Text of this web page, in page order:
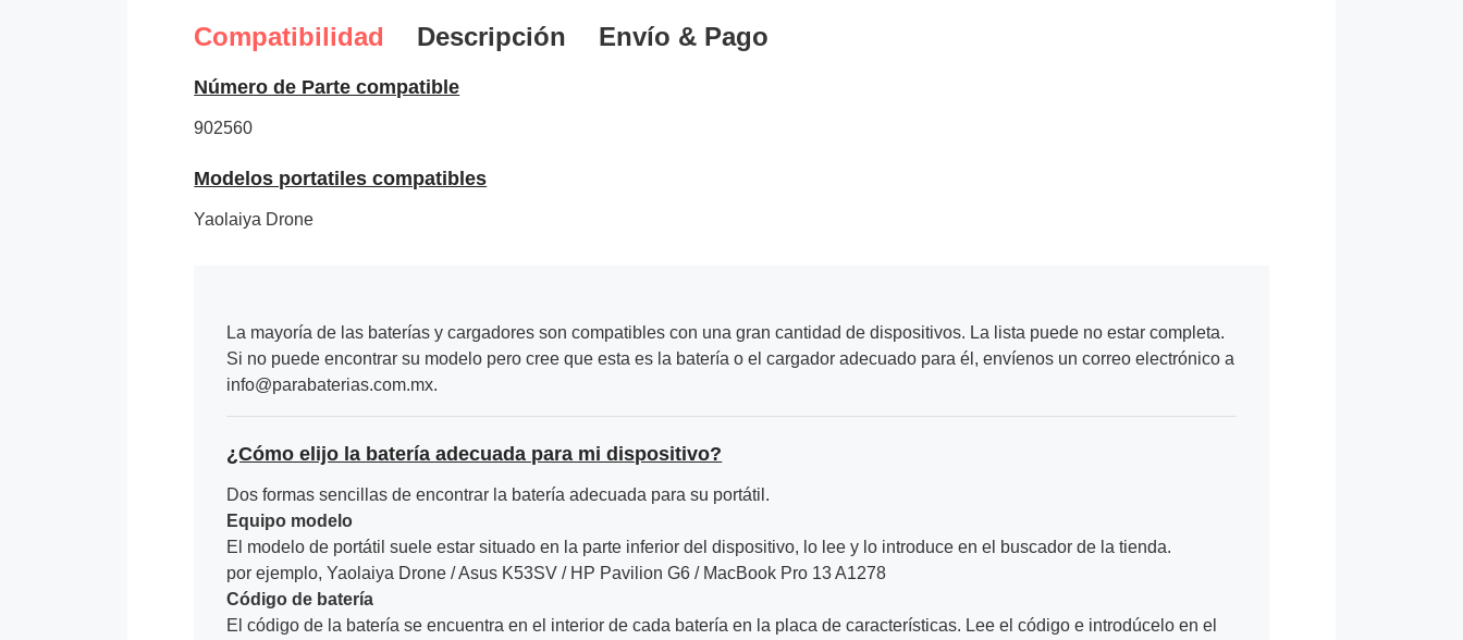
Compatibilidad Descripción Envío & Pago
Número de Parte compatible
902560
Modelos portatiles compatibles
Yaolaiya Drone
La mayoría de las baterías y cargadores son compatibles con una gran cantidad de dispositivos. La lista puede no estar completa.
Si no puede encontrar su modelo pero cree que esta es la batería o el cargador adecuado para él, envíenos un correo electrónico a
info@parabaterias.com.mx.
¿Cómo elijo la batería adecuada para mi dispositivo?
Dos formas sencillas de encontrar la batería adecuada para su portátil.
Equipo modelo
El modelo de portátil suele estar situado en la parte inferior del dispositivo, lo lee y lo introduce en el buscador de la tienda.
por ejemplo, Yaolaiya Drone / Asus K53SV / HP Pavilion G6 / MacBook Pro 13 A1278
Código de batería
El código de la batería se encuentra en el interior de cada batería en la placa de características. Lee el código e introdúcelo en el